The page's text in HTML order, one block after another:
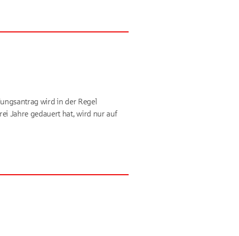
wird in der Regel
Jahre gedauert hat, wird nur auf